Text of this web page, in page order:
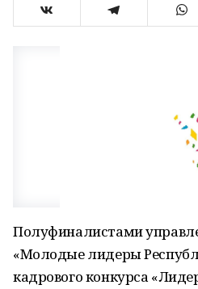
Полуфиналистами
«Молодые лидеры
кадрового конкурса